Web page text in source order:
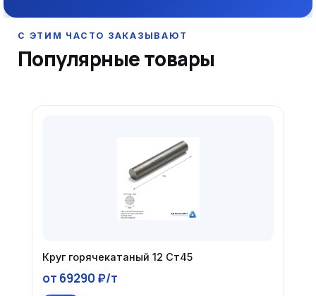
Популярные товары
Круг горячекатаный 12 Ст45
от 69290 ₽/т